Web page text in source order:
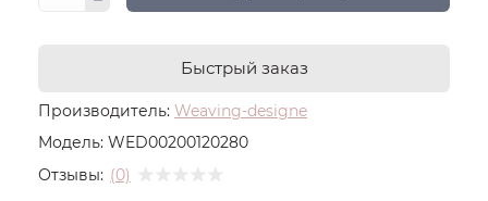
Производитель: Weaving-designe
Модель: WED00200120280
Отзывы: (0)
Быстрый заказ